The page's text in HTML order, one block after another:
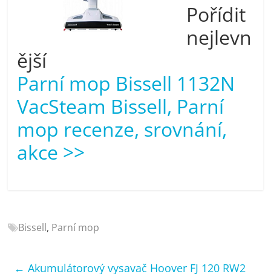
televize,
notebooky,
mobilní
telefony,
kávovary,
bazény
Pořídit
nejlevn
ější
Parní mop Bissell 1132N
VacSteam Bissell, Parní
mop recenze, srovnání,
akce >>
Bissell, Parní mop
← Akumulátorový vysavač Hoover FJ 120 RW2